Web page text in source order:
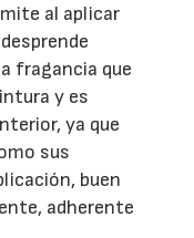
al aplicar
fragancia que
y es
ya que
sus
buen
adherente